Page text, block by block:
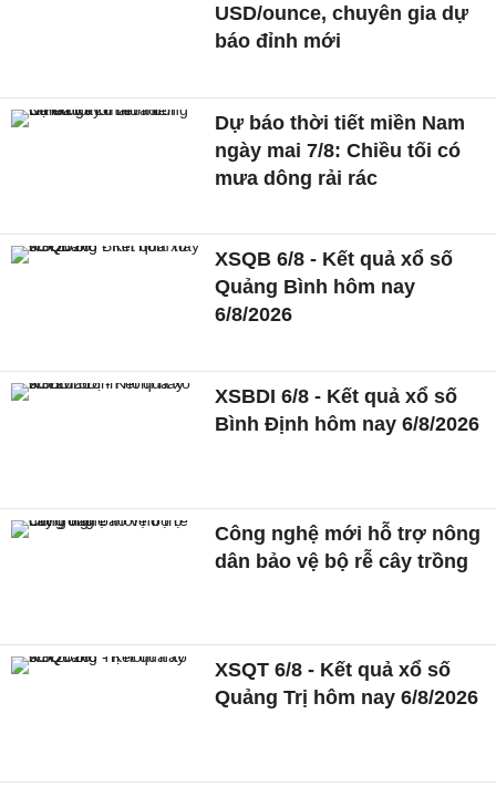
USD/ounce, chuyên gia dự
báo đỉnh mới
Dự báo thời tiết miền Nam
ngày mai 7/8: Chiều tối có
mưa dông rải rác
XSQB 6/8 - Kết quả xổ số
Quảng Bình hôm nay
6/8/2026
XSBDI 6/8 - Kết quả xổ số
Bình Định hôm nay 6/8/2026
Công nghệ mới hỗ trợ nông
dân bảo vệ bộ rễ cây trồng
XSQT 6/8 - Kết quả xổ số
Quảng Trị hôm nay 6/8/2026